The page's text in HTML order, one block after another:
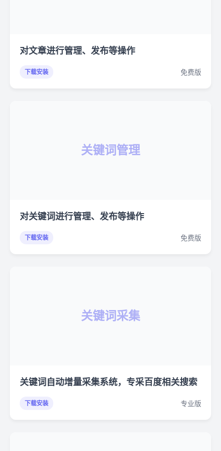
对文章进行管理、发布等操作
下载安装 免费版
关键词管理
对关键词进行管理、发布等操作
下载安装 免费版
关键词采集
关键词自动增量采集系统，专采百度相关搜索
下载安装 专业版